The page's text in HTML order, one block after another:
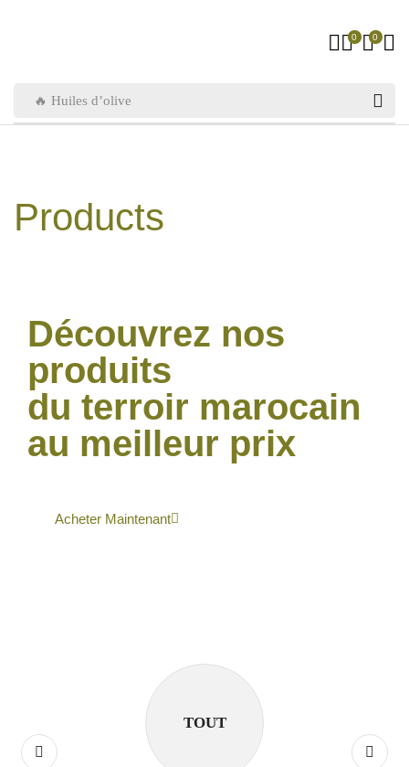
🔥 Huiles d’olive
0 0
Products
Découvrez nos
produits
du terroir marocain
au meilleur prix
Acheter Maintenant
TOUT